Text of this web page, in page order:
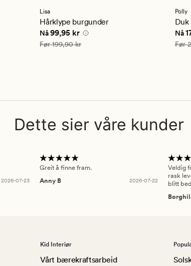
Lisa
Hårklype burgunder
Nåværende pris
Nå 99,95 kr
Vanlig pris 199,90 kr
Før199,90 kr
en
på
5
Polly
Duk
Nå
Før
Dette sier våre kunder
2026-07-23
Greit å finne fram.
Anny B
2026-07-22
Veldig
rask
blitt
Kid Interiør
Vårt bærekraftsarbeid